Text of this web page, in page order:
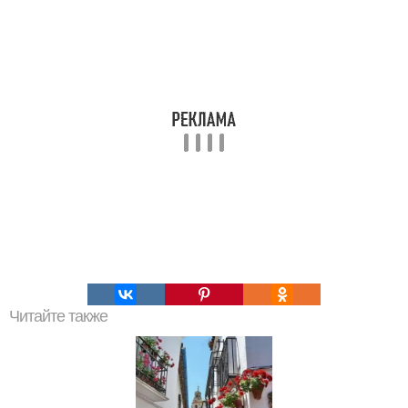
Читайте также